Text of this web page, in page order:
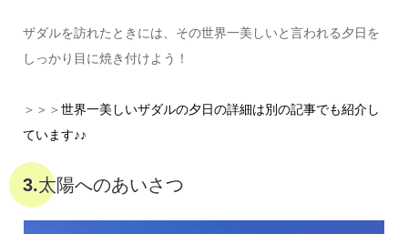
ザダルを訪れたときには、その世界一美しいと言われる夕日を
しっかり目に焼き付けよう！
＞＞＞ 世界一美しいザダルの夕日の詳細は別の記事でも紹介し
ています♪♪
3.太陽へのあいさつ